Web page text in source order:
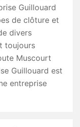
Guillouard
de clôture et
divers
toujours
Muscourt
Guillouard est
entreprise